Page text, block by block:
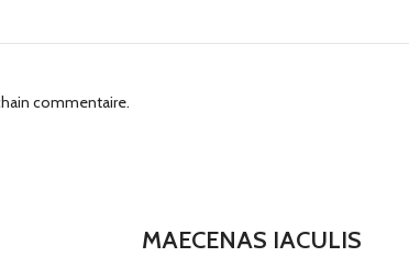
commentaire.
MAECENAS IACULIS